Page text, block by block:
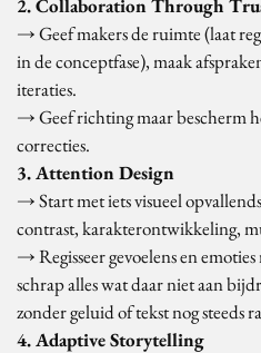
2. Collaboration Through
→ Geef makers de ruimte (laat
in de conceptfase), maak
iteraties.
→ Geef richting maar bescherm
correcties.
3. Attention Design
→ Start met iets visueel
contrast, karakterontwikkeling,
→ Regisseer gevoelens en
schrap alles wat daar niet aan
zonder geluid of tekst nog steeds
4. Adaptive Storytelling